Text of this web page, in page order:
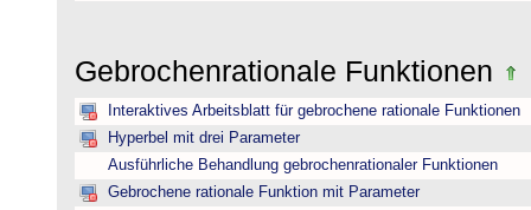
Gebrochenrationale Funktionen
Interaktives Arbeitsblatt für gebrochene rationale Funktionen
Hyperbel mit drei Parameter
Ausführliche Behandlung gebrochenrationaler Funktionen
Gebrochene rationale Funktion mit Parameter